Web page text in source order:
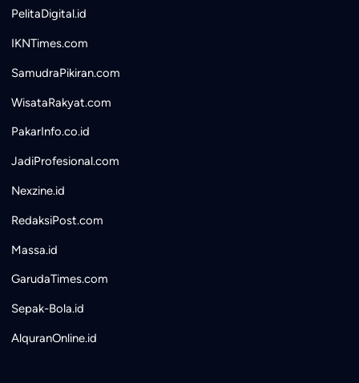
PelitaDigital.id
IKNTimes.com
SamudraPikiran.com
WisataRakyat.com
PakarInfo.co.id
JadiProfesional.com
Nexzine.id
RedaksiPost.com
Massa.id
GarudaTimes.com
Sepak-Bola.id
AlquranOnline.id